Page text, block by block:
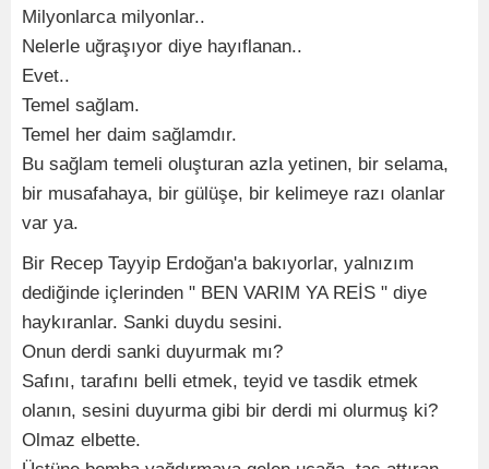
Milyonlarca milyonlar..
Nelerle uğraşıyor diye hayıflanan..
Evet..
Temel sağlam.
Temel her daim sağlamdır.
Bu sağlam temeli oluşturan azla yetinen, bir selama,
bir musafahaya, bir gülüşe, bir kelimeye razı olanlar
var ya.
Bir Recep Tayyip Erdoğan'a bakıyorlar, yalnızım
dediğinde içlerinden " BEN VARIM YA REİS " diye
haykıranlar. Sanki duydu sesini.
Onun derdi sanki duyurmak mı?
Safını, tarafını belli etmek, teyid ve tasdik etmek
olanın, sesini duyurma gibi bir derdi mi olurmuş ki?
Olmaz elbette.